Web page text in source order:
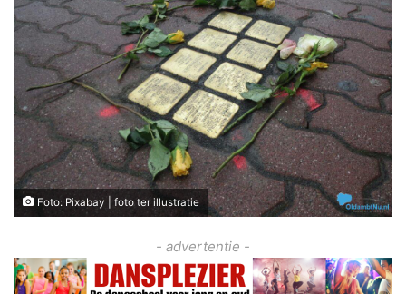
Foto: Pixabay | foto ter illustratie
- advertentie -